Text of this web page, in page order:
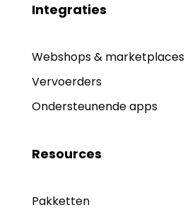
Integraties
Webshops & marketplaces
Vervoerders
Ondersteunende apps
Resources
Pakketten